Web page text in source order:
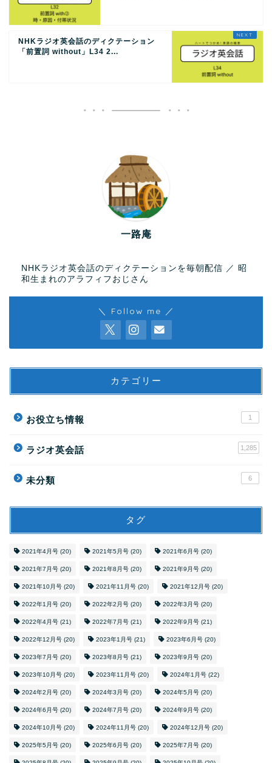
NHKラジオ英会話のディクテーション
「前置詞 without」L34 2...
一路庵
NHKラジオ英会話のディクテーションを毎朝配信 ／ 昭
和生まれのアラフィフおじさん
＼ Follow me ／
カテゴリー
お役立ち情報 1
ラジオ英会話 1,285
未分類 6
タグ
2021年4月号 (20) 2021年5月号 (20) 2021年6月号 (20)
2021年7月号 (20) 2021年8月号 (20) 2021年9月号 (20)
2021年10月号 (20) 2021年11月号 (20) 2021年12月号 (20)
2022年1月号 (20) 2022年2月号 (20) 2022年3月号 (20)
2022年4月号 (21) 2022年7月号 (21) 2022年9月号 (21)
2022年12月号 (20) 2023年1月号 (21) 2023年6月号 (20)
2023年7月号 (20) 2023年8月号 (21) 2023年9月号 (20)
2023年10月号 (20) 2023年11月号 (20) 2024年1月号 (22)
2024年2月号 (20) 2024年3月号 (20) 2024年5月号 (20)
2024年6月号 (20) 2024年7月号 (20) 2024年9月号 (20)
2024年10月号 (20) 2024年11月号 (20) 2024年12月号 (20)
2025年5月号 (20) 2025年6月号 (20) 2025年7月号 (20)